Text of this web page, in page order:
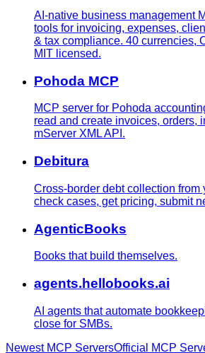
AI-native business management
tools for invoicing, expenses,
& tax compliance. 40 currencies,
MIT licensed.
Pohoda MCP
MCP server for Pohoda
read and create invoices, orders,
mServer XML API.
Debitura
Cross-border debt collection from
check cases, get pricing, submit
AgenticBooks
Books that build themselves.
agents.hellobooks.ai
AI agents that automate
close for SMBs.
Newest MCP ServersOfficial MCP